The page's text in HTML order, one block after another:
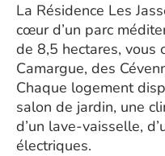
La Résidence Les
cœur d’un parc
de 8,5 hectares, vous
Camargue, des
Chaque logement
salon de jardin, une
d’un lave-vaisselle,
électriques.